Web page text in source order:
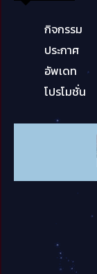
กิจกรรม
ประกาศ
อัพเดท
โปรโมชั่น